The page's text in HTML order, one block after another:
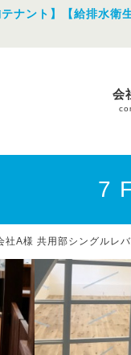
ナント】【給排水
会
社A様 共用部シングルレ